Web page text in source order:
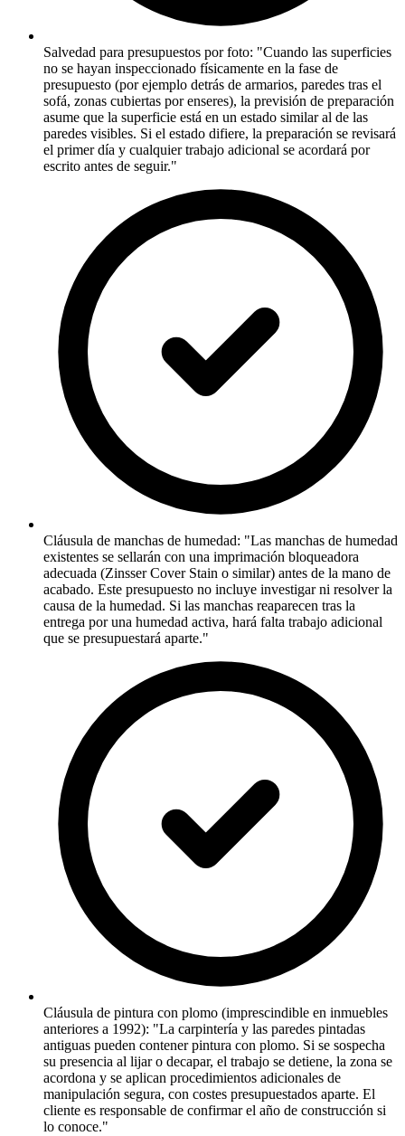
Salvedad para presupuestos por foto: "Cuando las superficies
no se hayan inspeccionado físicamente en la fase de
presupuesto (por ejemplo detrás de armarios, paredes tras el
sofá, zonas cubiertas por enseres), la previsión de preparación
asume que la superficie está en un estado similar al de las
paredes visibles. Si el estado difiere, la preparación se revisará
el primer día y cualquier trabajo adicional se acordará por
escrito antes de seguir."
Cláusula de manchas de humedad: "Las manchas de humedad
existentes se sellarán con una imprimación bloqueadora
adecuada (Zinsser Cover Stain o similar) antes de la mano de
acabado. Este presupuesto no incluye investigar ni resolver la
causa de la humedad. Si las manchas reaparecen tras la
entrega por una humedad activa, hará falta trabajo adicional
que se presupuestará aparte."
Cláusula de pintura con plomo (imprescindible en inmuebles
anteriores a 1992): "La carpintería y las paredes pintadas
antiguas pueden contener pintura con plomo. Si se sospecha
su presencia al lijar o decapar, el trabajo se detiene, la zona se
acordona y se aplican procedimientos adicionales de
manipulación segura, con costes presupuestados aparte. El
cliente es responsable de confirmar el año de construcción si
lo conoce."